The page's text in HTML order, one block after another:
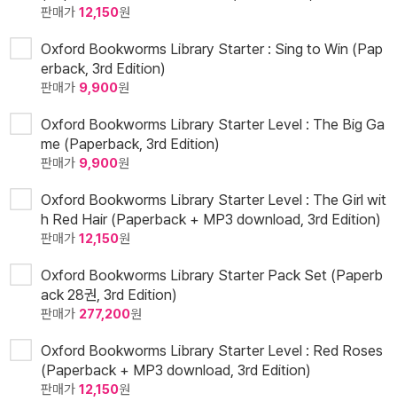
판매가 12,150원
Oxford Bookworms Library Starter : Sing to Win (Pap
erback, 3rd Edition)
판매가 9,900원
Oxford Bookworms Library Starter Level : The Big Ga
me (Paperback, 3rd Edition)
판매가 9,900원
Oxford Bookworms Library Starter Level : The Girl wit
h Red Hair (Paperback + MP3 download, 3rd Edition)
판매가 12,150원
Oxford Bookworms Library Starter Pack Set (Paperb
ack 28권, 3rd Edition)
판매가 277,200원
Oxford Bookworms Library Starter Level : Red Roses
(Paperback + MP3 download, 3rd Edition)
판매가 12,150원